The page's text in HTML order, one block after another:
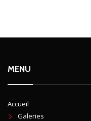
MENU
Accueil
Galeries